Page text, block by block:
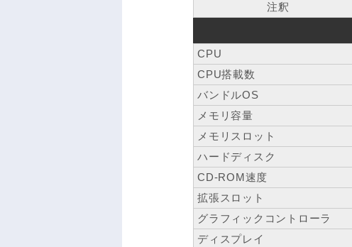
注釈
CPU
CPU搭載数
バンドルOS
メモリ容量
メモリスロット
ハードディスク
CD-ROM速度
拡張スロット
グラフィックコントローラ
ディスプレイ